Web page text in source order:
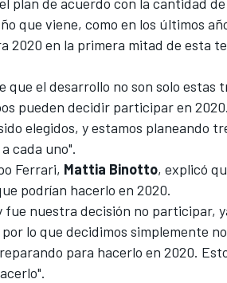
que viene, como en los últimos
2020 en la primera mitad de esta
que el desarrollo no son solo estas
pueden decidir participar en
elegidos, y estamos planeando
cada uno".
Ferrari, Mattia Binotto, explicó
podrían hacerlo en 2020.
fue nuestra decisión no participar,
lo que decidimos simplemente
para hacerlo en 2020.